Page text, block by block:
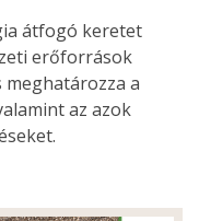
átfogó keretet
erőforrások
a
az azok